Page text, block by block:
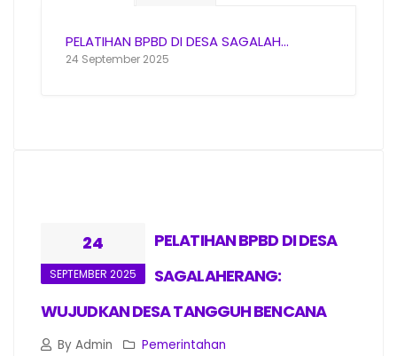
PELATIHAN BPBD DI DESA SAGALAH...
24 September 2025
24
SEPTEMBER 2025
PELATIHAN BPBD DI DESA
SAGALAHERANG:
WUJUDKAN DESA TANGGUH BENCANA
By Admin Pemerintahan